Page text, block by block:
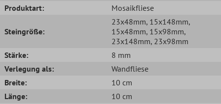
Produktart:
Mosaikfliese
Steingröße:
23x48mm, 15x148mm,
15x48mm, 15x98mm,
23x148mm, 23x98mm
Stärke:
8 mm
Verlegung als:
Wandfliese
Breite:
10 cm
Länge:
10 cm